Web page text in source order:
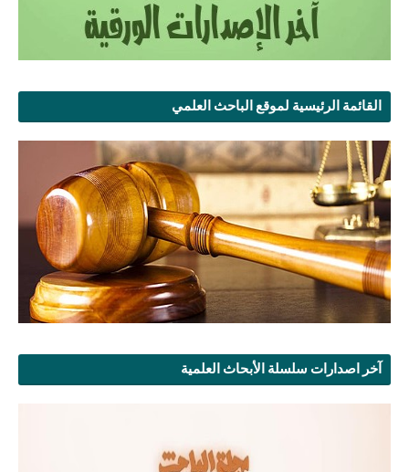
القائمة الرئيسية لموقع الباحث العلمي
آخر اصدارات سلسلة الأبحاث العلمية